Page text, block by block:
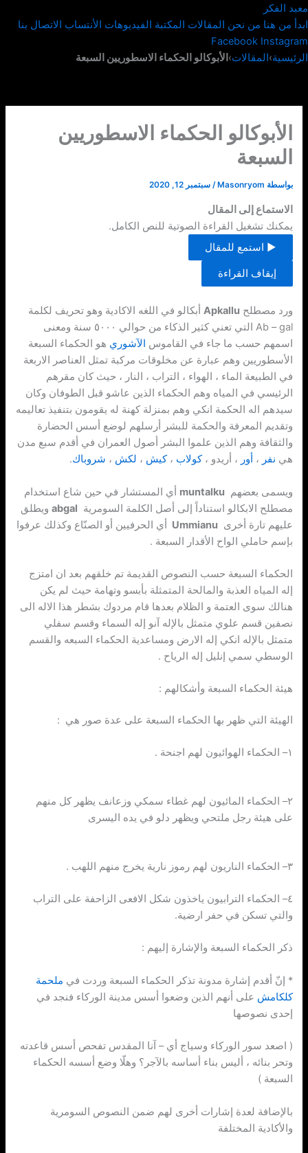
تخطي
إلى
المحتوى
معبد الفكر
ابدأ من هنا من نحن المقالات المكتبة الفيديوهات الأنتساب الاتصال بنا
Facebook Instagram
الرئيسية›المقالات› الأبوكالو الحكماء الاسطوريين السبعة
الأبوكالو الحكماء الاسطوريين
السبعة
بواسطة Masonryom
/سبتمبر 12, 2020
الاستماع إلى المقال
يمكنك تشغيل القراءة الصوتية للنص الكامل.
▶ استمع للمقال
إيقاف القراءة
ورد مصطلح Apkallu أبكالو في اللغه الاكادية وهو تحريف لكلمة
Ab – gal التي تعني كثير الذكاء من حوالي ٥٠٠٠ سنة ومعنى
اسمهم حسب ما جاء في القاموس الآشوري هو الحكماء السبعة
الأسطوريين وهم عبارة عن مخلوقات مركبة تمثل العناصر الاربعة
في الطبيعة الماء ، الهواء ، التراب ، النار ، حيث كان مقرهم
الرئيسي في المياه وهم الحكماء الذين عاشو قبل الطوفان وكان
سيدهم اله الحكمة انكي وهم بمنزلة كهنة له يقومون بتنفيذ تعاليمه
وتقديم المعرفة والحكمة للبشر أرسلهم لوضع أسس الحضارة
والثقافة وهم الذين علموا البشر أصول العمران في أقدم سبع مدن
هي نفر ، أور ، أريدو ،كولاب ،كيش ، لكش ، شروباك.
ويسمى بعضهم muntalku أي المستشار في حين شاع استخدام
مصطلح الابكالو استناداً إلى أصل الكلمة السومرية abgal ويطلق
عليهم تارة أخرى Ummianu أي الحرفيين أو الصنّاع وكذلك عرفوا
بإسم حاملي الواح الأقدار السبعة .
الحكماء السبعة حسب النصوص القديمة تم خلقهم بعد ان امتزج
إله المياه العذبة والمالحة المتمثلة بأبسو وتهامة حيث لم يكن
هنالك سوى العتمة و الظلام بعدها قام مردوك بشطر هذا الاله الى
نصفين قسم علوي متمثل بالإله آنو إله السماء وقسم سفلي
متمثل بالإله انكي إله الارض ومساعدية الحكماء السبعه والقسم
الوسطي سمي إنليل إله الرياح .
هيئة الحكماء السبعة وأشكالهم :
الهيئة التي ظهر بها الحكماء السبعة على عدة صور هي :
١– الحكماء الهوائيون لهم اجنحة .
٢– الحكماء المائيون لهم غطاء سمكي وزعانف يظهر كل منهم
على هيئة رجل ملتحي ويظهر دلو في يده اليسرى
٣– الحكماء الناريون لهم رموز نارية يخرج منهم اللهب .
٤– الحكماء الترابيون ياخذون شكل الافعى الزاحفة على التراب
والتي تسكن في حفر ارضية.
ذكر الحكماء السبعة والإشارة إليهم :
* إنّ أقدم إشارة مدونة تذكر الحكماء السبعة وردت في ملحمة
كلكامش على أنهم الذين وضعوا أسس مدينة الوركاء فنجد في
إحدى نصوصها
( اصعد سور الوركاء وسياج أي – آنا المقدس تفحص أسس قاعدته
وتحر بنائه ، أليس بناء أساسه بالآجر؟ وهلّا وضع أسسه الحكماء
السبعة )
بالإضافة لعدة إشارات أخرى لهم ضمن النصوص السومرية
والأكادية المختلفة